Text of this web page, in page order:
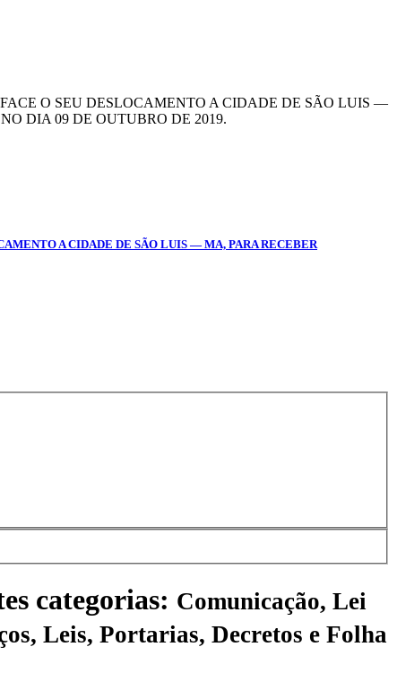
O SEU DESLOCAMENTO A CIDADE DE SÃO LUIS —
DIA 09 DE OUTUBRO DE 2019.
A CIDADE DE SÃO LUIS — MA, PARA RECEBER
categorias: Comunicação, Lei
Leis, Portarias, Decretos e Folha